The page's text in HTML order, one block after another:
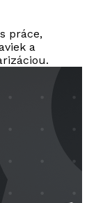
práce,
a